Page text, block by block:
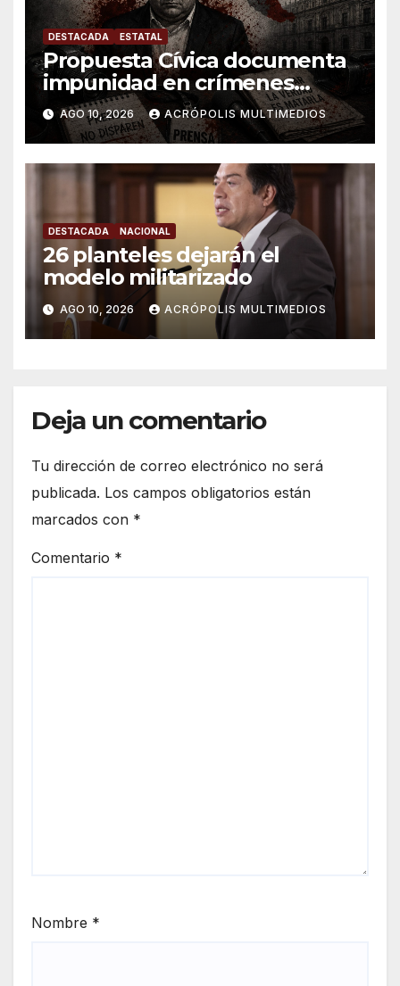
DESTACADA ESTATAL
Propuesta Cívica documenta
impunidad en crímenes
contra periodistas en
Veracruz
AGO 10, 2026 ACRÓPOLIS MULTIMEDIOS
DESTACADA NACIONAL
26 planteles dejarán el
modelo militarizado
AGO 10, 2026 ACRÓPOLIS MULTIMEDIOS
Deja un comentario
Tu dirección de correo electrónico no será
publicada. Los campos obligatorios están
marcados con *
Comentario *
Nombre *